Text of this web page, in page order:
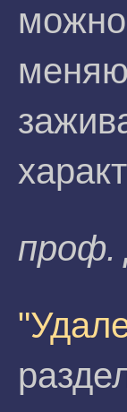
можно
проф.